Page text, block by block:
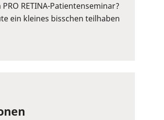
RETINA-Patientenseminar?
ein kleines bisschen teilhaben